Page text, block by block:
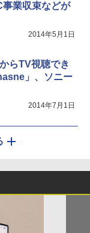
業収束などが
2014年5月1日
らTV視聴でき
」、ソニー
2014年7月1日